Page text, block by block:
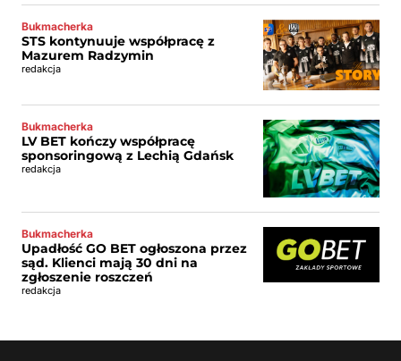
Bukmacherka
STS kontynuuje współpracę z
Mazurem Radzymin
redakcja
Bukmacherka
LV BET kończy współpracę
sponsoringową z Lechią Gdańsk
redakcja
Bukmacherka
Upadłość GO BET ogłoszona przez
sąd. Klienci mają 30 dni na
zgłoszenie roszczeń
redakcja